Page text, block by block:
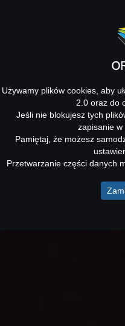
Używamy plików cookies, aby
2.0 oraz do
Jeśli nie blokujesz tych
zapisanie w
Pamiętaj, że możesz
Przetwarzanie części danych